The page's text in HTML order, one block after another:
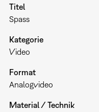
Titel
Spass
Kategorie
Video
Format
Analogvideo
Material / Technik